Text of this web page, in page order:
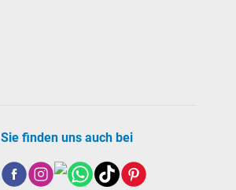
Sie finden uns auch bei